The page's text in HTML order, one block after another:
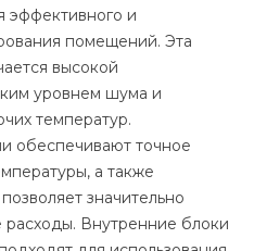
эффективного и
помещений. Эта
высокой
уровнем шума и
температур.
обеспечивают точное
а также
значительно
расходы. Внутренние блоки